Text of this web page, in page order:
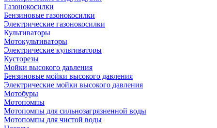
Газонокосилки
Бензиновые газонокосилки
Электрические газонокосилки
Культиваторы
Мотокультиваторы
Электрические культиваторы
Кусторезы
Мойки высокого давления
Бензиновые мойки высокого давления
Электрические мойки высокого давления
Мотобуры
Мотопомпы
Мотопомпы для сильнозагрязненной воды
Мотопомпы для чистой воды